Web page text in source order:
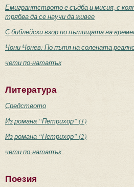
Емигрантството е съдба и мисия, с
трябва да се научи да живее
С библейски взор по пътищата на
Чони Чонев: По пътя на солената
чети по-нататък
Литература
Средството
Из романа “Петрихор” (1)
Из романа “Петрихор” (2)
чети по-нататък
Поезия